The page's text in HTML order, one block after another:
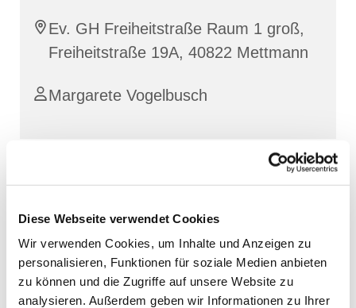
Diese Webseite verwendet Cookies
Wir verwenden Cookies, um Inhalte und Anzeigen zu
personalisieren, Funktionen für soziale Medien anbieten
zu können und die Zugriffe auf unsere Website zu
analysieren. Außerdem geben wir Informationen zu Ihrer
Ev. GH Freiheitstraße Raum 1 groß,
Freiheitstraße 19A, 40822 Mettmann
Margarete Vogelbusch